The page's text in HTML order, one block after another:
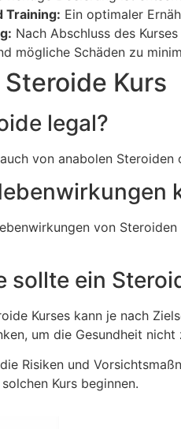
Training: Ein optimaler
Nach Abschluss des
mögliche Schäden zu
Steroide Kurs
legal?
von anabolen
von
sollte ein
Kurses kann je nach
um die Gesundheit nicht
Risiken und
Kurs beginnen.